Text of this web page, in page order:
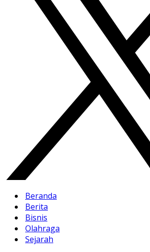
Beranda
Berita
Bisnis
Olahraga
Sejarah